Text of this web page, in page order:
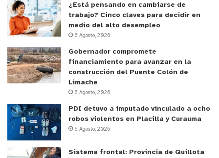
María San Martín, dueña de minimarket “Matilde y
La Cringuita”, dijo “estoy contenta de participar en
esta campaña para cuidar a los niños y jóvenes de
toda la comuna. Mis clientes se darán cuenta de
Prevenir el consumo de alcohol en menores de
edad es tarea de todos, así que yo me sumo feliz a
esta iniciativa”.
¿Está pensando en cambiarse de
trabajo? Cinco claves para decidir en
medio del alto desempleo
6 Agosto, 2026
Gobernador compromete
financiamiento para avanzar en la
construcción del Puente Colón de
Limache
6 Agosto, 2026
PDI detuvo a imputado vinculado a ocho
robos violentos en Placilla y Curauma
6 Agosto, 2026
Sistema frontal: Provincia de Quillota